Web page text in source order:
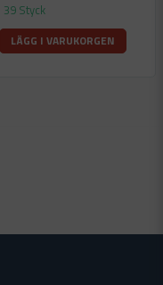
39 Styck
LÄGG I VARUKORGEN